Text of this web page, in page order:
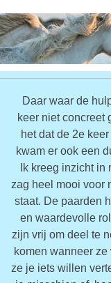
Daar waar de
keer niet concreet
het dat de 2e
kwam er ook een
Ik kreeg inzicht
zag heel mooi voor
staat. De paarden
en waardevolle
zijn vrij om deel te
komen wanneer
ze je iets willen